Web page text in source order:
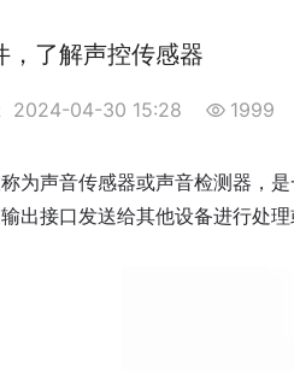
，了解声控传感器
2024-04-30 15:28 1999
为声音传感器或声音检测器，
出接口发送给其他设备进行处